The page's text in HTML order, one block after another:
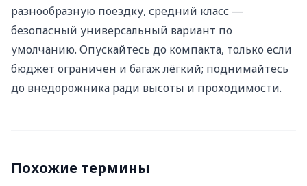
разнообразную поездку, средний класс —
безопасный универсальный вариант по
умолчанию. Опускайтесь до компакта, только если
бюджет ограничен и багаж лёгкий; поднимайтесь
до внедорожника ради высоты и проходимости.
Похожие термины